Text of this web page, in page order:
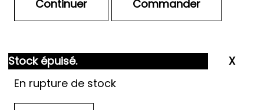
Stock épuisé.
En rupture de stock